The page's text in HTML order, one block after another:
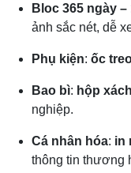
Bloc 365 ngày –
ảnh sắc nét, dễ
Phụ kiện: ốc
Bao bì: hộp
nghiệp.
Cá nhân hóa: in
thông tin thương